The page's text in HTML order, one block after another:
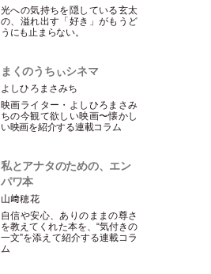
光への気持ちを隠している玄太
の、溢れ出す 「好き 」がもうど
うにも止まらない。
まくのうちぃシネマ
よしひろまさみち
映画ライター ・ よしひろまさみ
ちの今観て欲しい映画〜懐かし
い映画を紹介する連載コラム
私とアナタのための、エン
パワ本
山﨑穂花
自信や安心、ありのままの尊さ
を教えてくれた本を、“気付きの
一文”を添えて紹介する連載コラ
ム